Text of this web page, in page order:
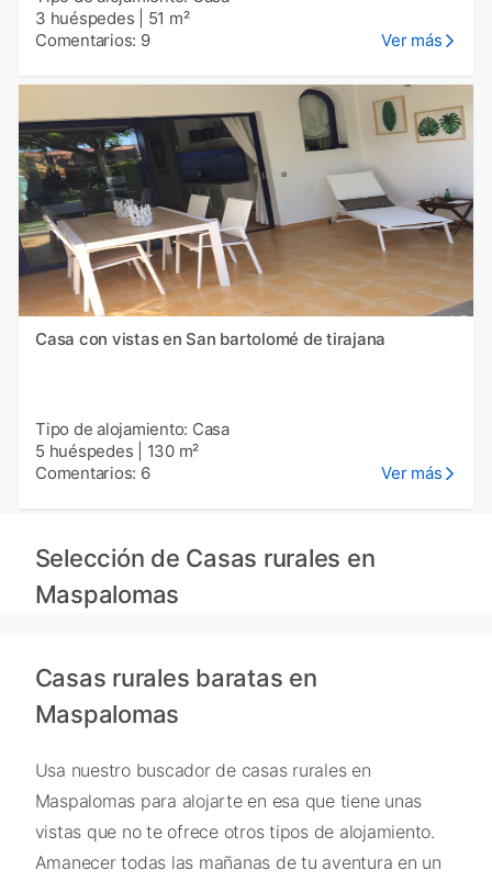
3 huéspedes
51 m²
Comentarios: 9
Ver más
Casa con vistas en San bartolomé de tirajana
Tipo de alojamiento: Casa
5 huéspedes
130 m²
Comentarios: 6
Ver más
Selección de Casas rurales en
Maspalomas
Casas rurales baratas en
Maspalomas
Usa nuestro buscador de casas rurales en
Maspalomas para alojarte en esa que tiene unas
vistas que no te ofrece otros tipos de alojamiento.
Amanecer todas las mañanas de tu aventura en un